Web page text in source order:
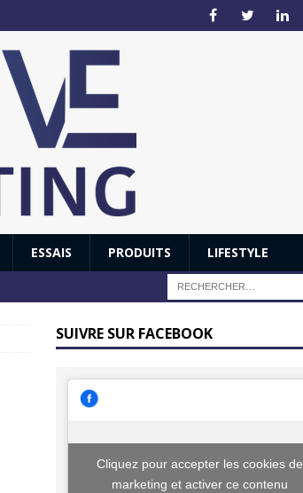
ESSAIS PRODUITS LIFESTYLE
SUIVRE SUR FACEBOOK
Cliquez pour accepter les cookies de
marketing et activer ce contenu